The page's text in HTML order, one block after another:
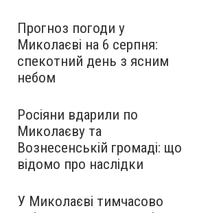
Прогноз погоди у
Миколаєві на 6 серпня:
спекотний день з ясним
небом
Росіяни вдарили по
Миколаєву та
Вознесенській громаді: що
відомо про наслідки
У Миколаєві тимчасово